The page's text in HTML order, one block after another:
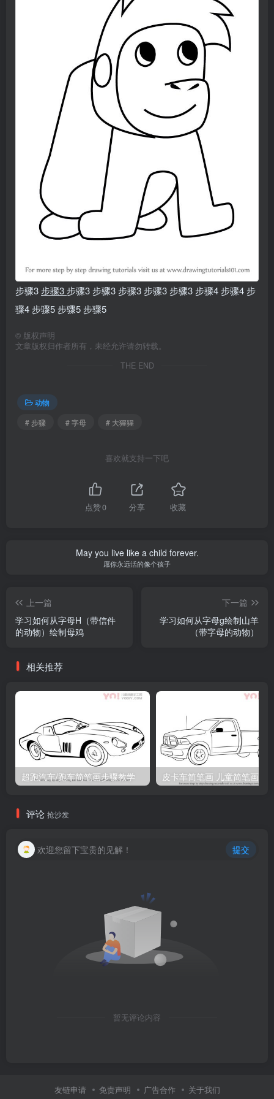
步骤3 步骤3 步骤3 步骤3 步骤3 步骤3 步骤3 步骤4 步骤4 步
骤4 步骤5 步骤5 步骤5
© 版权声明
文章版权归作者所有，未经允许请勿转载。
THE END
动物
# 步骤
# 字母 # 大猩猩
喜欢就支持一下吧
点赞0 分享 收藏
May you live like a child forever.
愿你永远活的像个孩子
上一篇
学习如何从字母H（带信件
的动物）绘制母鸡
下一篇
学习如何从字母g绘制山羊
（带字母的动物）
相关推荐
超跑汽车/跑车简笔画步骤教学 皮卡车简笔画 儿童简笔画
评论 抢沙发
欢迎您留下宝贵的见解！ 提交
暂无评论内容
友链申请 免责声明 广告合作 关于我们